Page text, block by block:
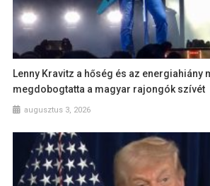
Lenny Kravitz a hőség és az energiahiány
megdobogtatta a magyar rajongók szívét
augusztus 3, 2026